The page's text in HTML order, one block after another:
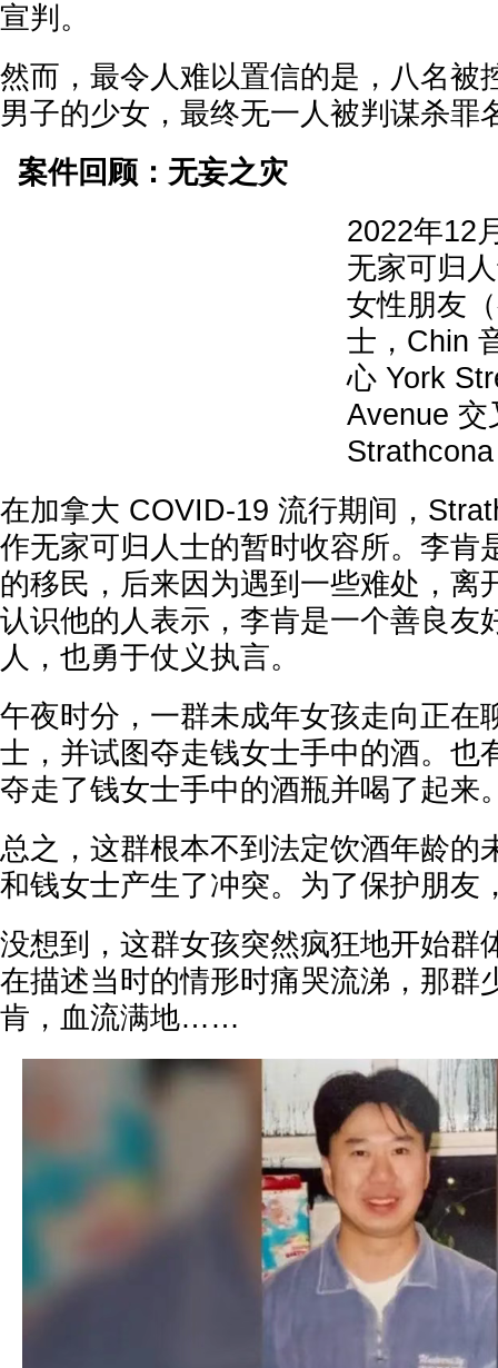
宣判。
然而，最令人难以置信的是，八名被
男子的少女，最终无一人被判谋杀罪
案件回顾：无妄之灾
2022年12
无家可归
女性朋友
士，Chin
心 York
Avenue 交
在加拿大 COVID-19 流行期间，
作无家可归人士的暂时收容所。李肯
的移民，后来因为遇到一些难处，离
认识他的人表示，李肯是一个善良友
人，也勇于仗义执言。
午夜时分，一群未成年女孩走向正在
士，并试图夺走钱女士手中的酒。也
夺走了钱女士手中的酒瓶并喝了起来
总之，这群根本不到法定饮酒年龄的
和钱女士产生了冲突。为了保护朋友
没想到，这群女孩突然疯狂地开始群
在描述当时的情形时痛哭流涕，那群
肯，血流满地……